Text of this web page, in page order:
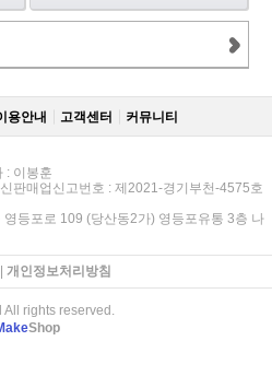
용안내 고객센터 커뮤니티
: 이봉훈
판매업신고번호 : 제2021-경기부천-4575호
등포로 109 (당산동2가) 영등포유통 3층 나
개인정보처리방침
rights reserved.
Shop